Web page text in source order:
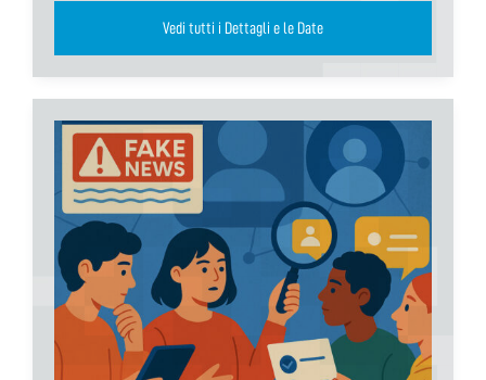
Vedi tutti i Dettagli e le Date